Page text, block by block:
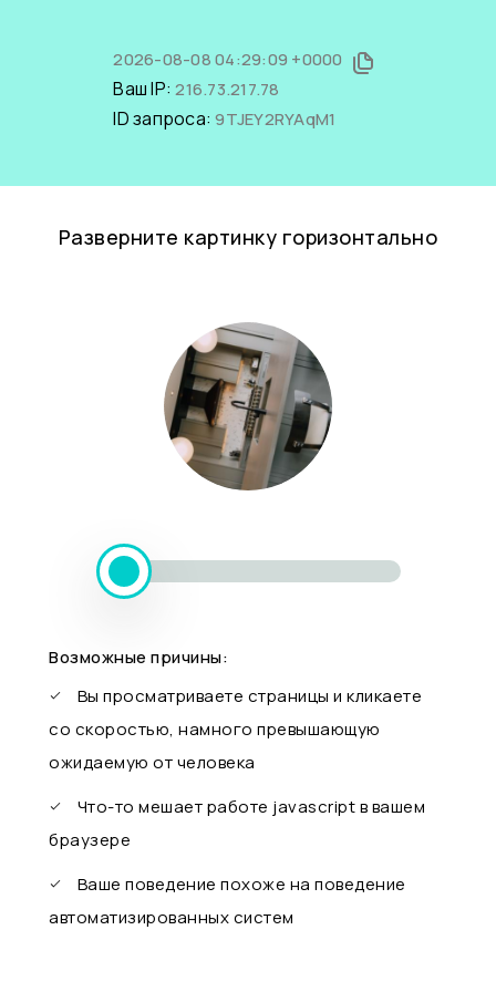
2026-08-08 04:29:09 +0000
Ваш IP:216.73.217.78
ID запроса:9TJEY2RYAqM1
Разверните картинку горизонтально
Возможные причины:
Вы просматриваете страницы и кликаете
со скоростью, намного превышающую
ожидаемую от человека
Что-то мешает работе javascript в вашем
браузере
Ваше поведение похоже на поведение
автоматизированных систем